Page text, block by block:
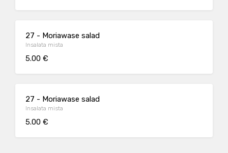
27 - Moriawase salad
Insalata mista
5.00 €
27 - Moriawase salad
Insalata mista
5.00 €